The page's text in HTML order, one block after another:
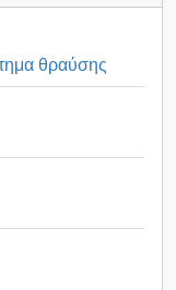
θραύσης